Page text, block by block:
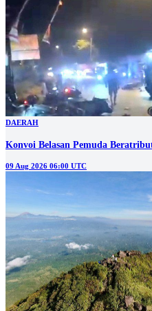
DAERAH
Konvoi Belasan Pemuda
09 Aug 2026 06:00 UTC